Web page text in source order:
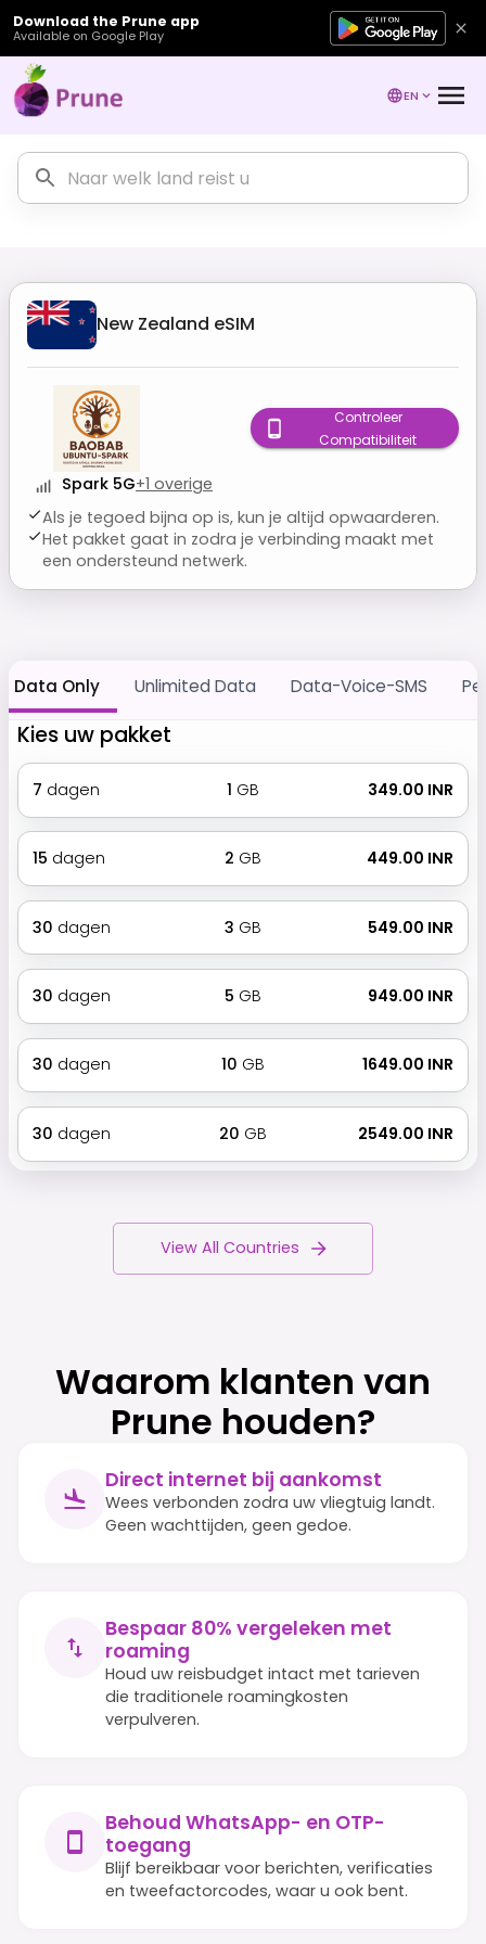
Download the Prune app
Available on Google Play
EN
New Zealand eSIM
Spark 5G+1 overige
Als je tegoed bijna op is, kun je altijd opwaarderen.
Het pakket gaat in zodra je verbinding maakt met
een ondersteund netwerk.
Controleer
Compatibiliteit
Data Only Unlimited Data Data-Voice-SMS
Kies uw pakket
7 dagen 1 GB ₹ 349.00 INR
15 dagen 2 GB ₹ 449.00 INR
30 dagen 3 GB ₹ 549.00 INR
30 dagen 5 GB ₹ 949.00 INR
30 dagen 10 GB ₹ 1649.00 INR
30 dagen 20 GB ₹ 2549.00 INR
View All Countries
Waarom klanten van
Prune houden?
Direct internet bij aankomst
Wees verbonden zodra uw vliegtuig landt.
Geen wachttijden, geen gedoe.
Bespaar 80% vergeleken met
roaming
Houd uw reisbudget intact met tarieven
die traditionele roamingkosten
verpulveren.
Behoud WhatsApp- en OTP-
toegang
Blijf bereikbaar voor berichten, verificaties
en tweefactorcodes, waar u ook bent.